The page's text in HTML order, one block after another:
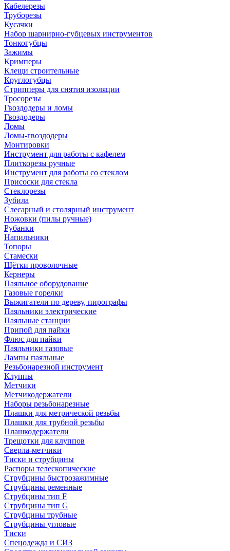
Кабелерезы
Труборезы
Кусачки
Набор шарнирно-губцевых инструментов
Тонкогубцы
Зажимы
Кримперы
Клещи строительные
Круглогубцы
Стрипперы для снятия изоляции
Тросорезы
Гвоздодеры и ломы
Гвоздодеры
Ломы
Ломы-гвоздодеры
Монтировки
Инструмент для работы с кафелем
Плиткорезы ручные
Инструмент для работы со стеклом
Присоски для стекла
Стеклорезы
Зубила
Слесарный и столярный инструмент
Ножовки (пилы ручные)
Рубанки
Напильники
Топоры
Стамески
Щётки проволочные
Кернеры
Паяльное оборудование
Газовые горелки
Выжигатели по дереву, пирографы
Паяльники электрические
Паяльные станции
Припой для пайки
Флюс для пайки
Паяльники газовые
Лампы паяльные
Резьбонарезной инструмент
Клуппы
Метчики
Метчикодержатели
Наборы резьбонарезные
Плашки для метрической резьбы
Плашки для трубной резьбы
Плашкодержатели
Трещотки для клуппов
Сверла-метчики
Тиски и струбцины
Распоры телескопические
Струбцины быстрозажимные
Струбцины ременные
Струбцины тип F
Струбцины тип G
Струбцины трубные
Струбцины угловые
Тиски
Спецодежда и СИЗ